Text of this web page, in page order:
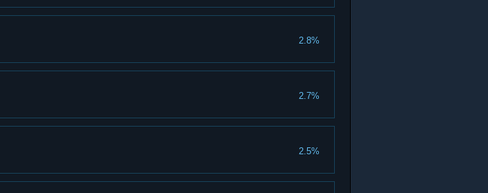
2.8%
2.7%
2.5%